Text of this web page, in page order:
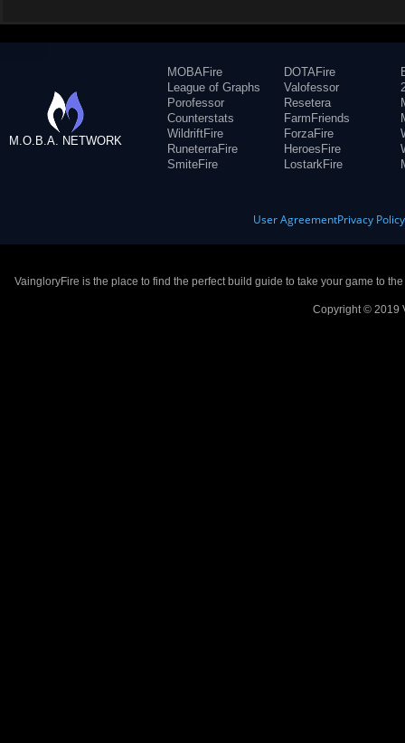
M.O.B.A. NETWORK
MOBAFire
League of Graphs
Porofessor
Counterstats
WildriftFire
RuneterraFire
SmiteFire
DOTAFire
Valofessor
Resetera
FarmFriends
ForzaFire
HeroesFire
LostarkFire
User AgreementPrivacy Policy
VaingloryFire is the place to find the perfect build guide to take your game to
Copyright © 2019